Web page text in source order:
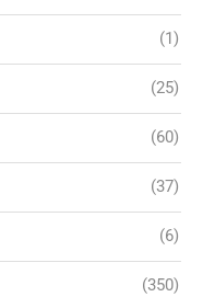
(1)
(25)
(60)
(37)
(6)
(350)